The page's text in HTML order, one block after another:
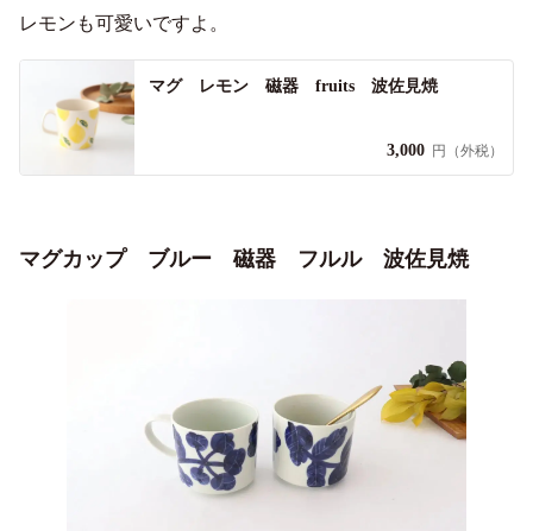
レモンも可愛いですよ。
マグ レモン 磁器 fruits 波佐見焼
3,000 円（外税）
マグカップ ブルー 磁器 フルル 波佐見焼